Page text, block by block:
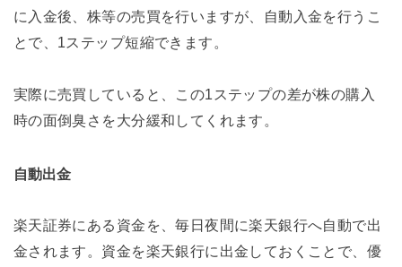
に入金後、株等の売買を行いますが、自動入金を行うこ
とで、1ステップ短縮できます。
実際に売買していると、この1ステップの差が株の購入
時の面倒臭さを大分緩和してくれます。
自動出金
楽天証券にある資金を、毎日夜間に楽天銀行へ自動で出
金されます。資金を楽天銀行に出金しておくことで、優